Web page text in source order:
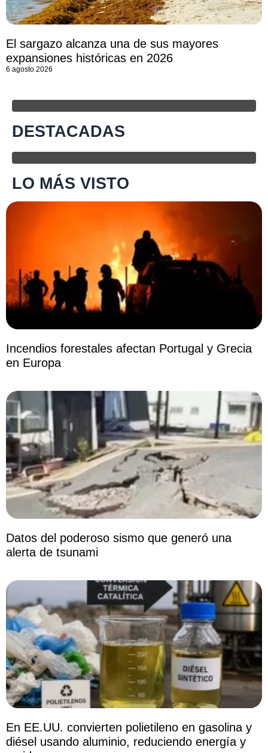
El sargazo alcanza una de sus mayores
expansiones históricas en 2026
6 agosto 2026
DESTACADAS
LO MÁS VISTO
Incendios forestales afectan Portugal y Grecia
en Europa
Datos del poderoso sismo que generó una
alerta de tsunami
En EE.UU. convierten polietileno en gasolina y
diésel usando aluminio, reduciendo energía y